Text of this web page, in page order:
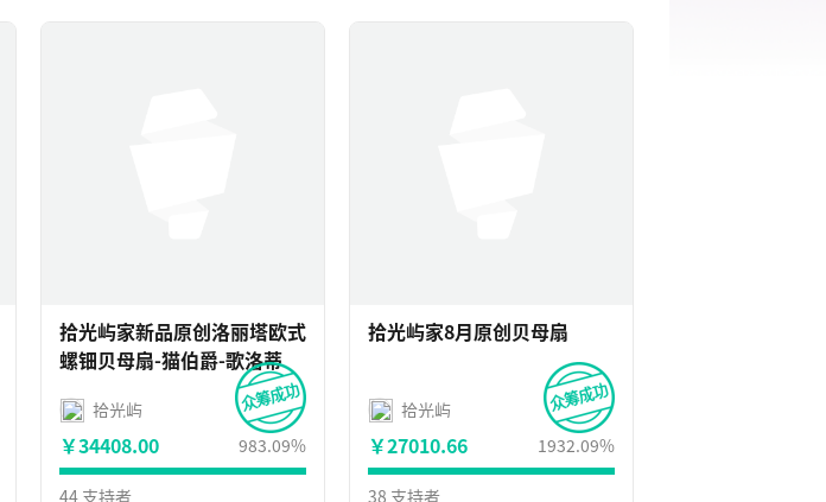
拾光屿家新品原创洛丽塔欧式
螺钿贝母扇-猫伯爵-歌洛蒂
拾光屿
￥34408.00 983.09%
44 支持者
拾光屿家8月原创贝母扇
拾光屿
￥27010.66 1932.09%
38 支持者